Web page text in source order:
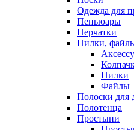
Одежда для
Пеньюары
Перчатки
Пилки,
Пилки
Файлы
Полоски для
Полотенца
Простыни